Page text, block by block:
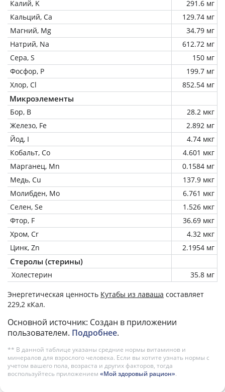
Калий, K
291.6 мг
Кальций, Ca
129.74 мг
Магний, Mg
34.79 мг
Натрий, Na
612.72 мг
Сера, S
150 мг
Фосфор, P
199.7 мг
Хлор, Cl
852.54 мг
Микроэлементы
Бор, B
28.2 мкг
Железо, Fe
2.892 мг
Йод, I
4.74 мкг
Кобальт, Co
4.601 мкг
Марганец, Mn
0.1584 мг
Медь, Cu
137.9 мкг
Молибден, Mo
6.761 мкг
Селен, Se
1.526 мкг
Фтор, F
36.69 мкг
Хром, Cr
4.32 мкг
Цинк, Zn
2.1954 мг
Стеролы (стерины)
Холестерин 35.8 мг
Энергетическая ценность Кутабы из лаваша составляет
229,2 кКал.
Основной источник: Создан в приложении
пользователем. Подробнее.
** В данной таблице указаны средние нормы витаминов и
минералов для взрослого человека. Если вы хотите узнать нормы с
учетом вашего пола, возраста и других факторов, тогда
воспользуйтесь приложением «Мой здоровый рацион».